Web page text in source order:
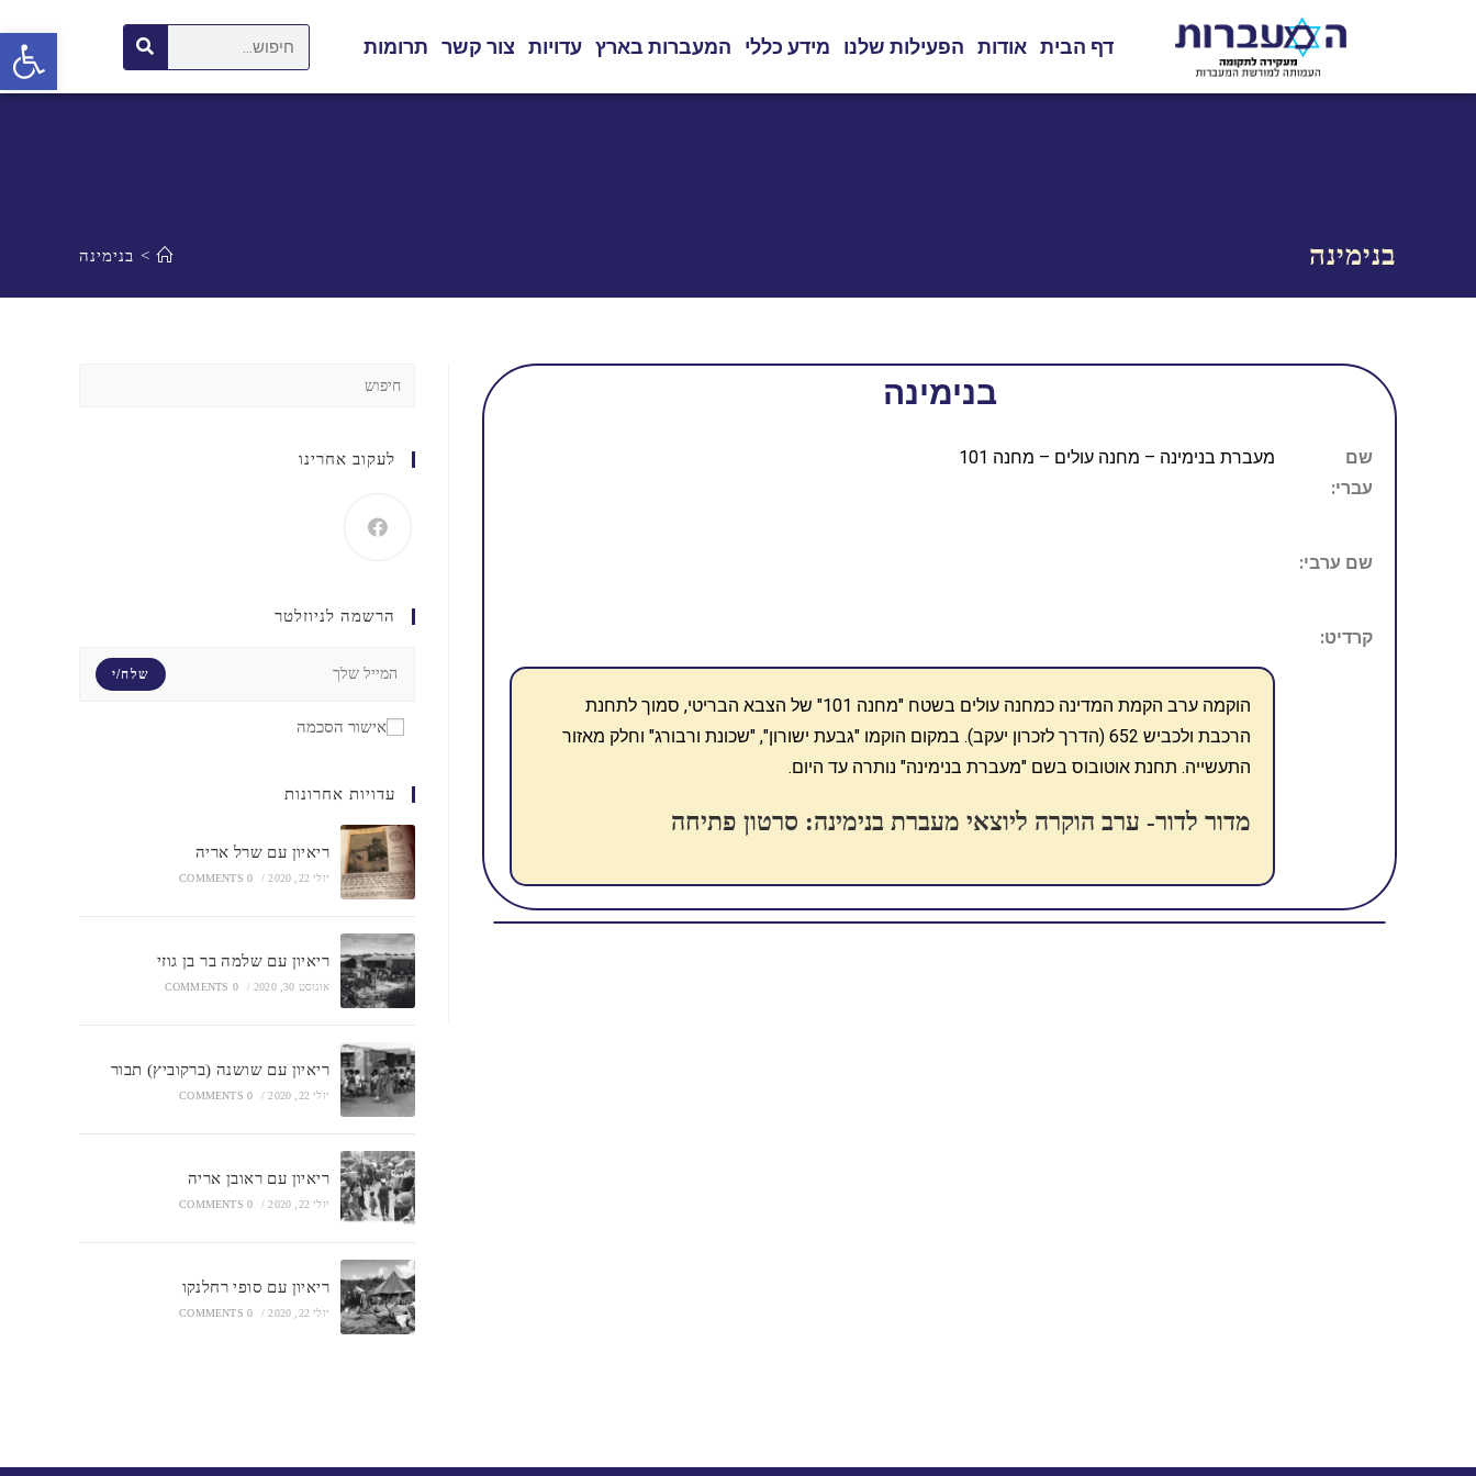
דף הבית אודות הפעילות שלנו מידע כללי המעברות בארץ עדויות צור קשר תרומות
בנימינה > בנימינה
בנימינה
שם
עברי:
שם ערבי:
קרדיט:
מעברת בנימינה – מחנה עולים – מחנה 101
הוקמה ערב הקמת המדינה כמחנה עולים בשטח "מחנה 101" של הצבא הבריטי, סמוך לתחנת
הרכבת ולכביש 652 (הדרך לזכרון יעקב). במקום הוקמו "גבעת ישורון", "שכונת ורבורג" וחלק מאזור
התעשייה. תחנת אוטובוס בשם "מעברת בנימינה" נותרה עד היום.
מדור לדור- ערב הוקרה ליוצאי מעברת בנימינה: סרטון פתיחה
לעקוב אחרינו
הרשמה לניוזלטר
שלח/י
אישור הסכמה
עדויות אחרונות
ריאיון עם שרל אריה
יולי 22, 2020 /
0 COMMENTS
ריאיון עם שלמה בר בן גוזי
אוגוסט 30, 2020 /
0 COMMENTS
ריאיון עם שושנה (ברקוביץ) תבור
יולי 22, 2020 /
0 COMMENTS
ריאיון עם ראובן אריה
יולי 22, 2020 /
0 COMMENTS
ריאיון עם סופי רחלנקו
יולי 22, 2020 /
0 COMMENTS
פתח סרגל נגישות